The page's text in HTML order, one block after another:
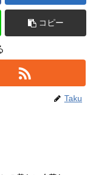
コピー
Taku